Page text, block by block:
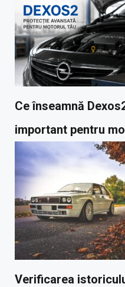
Ce înseamnă
important pentru
Verificarea